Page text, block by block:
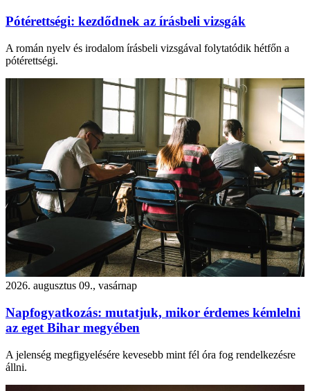
Pótérettségi: kezdődnek az írásbeli vizsgák
A román nyelv és irodalom írásbeli vizsgával folytatódik hétfőn a
pótérettségi.
2026. augusztus 09., vasárnap
Napfogyatkozás: mutatjuk, mikor érdemes kémlelni
az eget Bihar megyében
A jelenség megfigyelésére kevesebb mint fél óra fog rendelkezésre
állni.